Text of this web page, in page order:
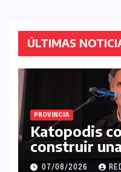
ÚLTIMAS
PROVINCIA
Katopodis
construir
futuro de la
07/08/2026